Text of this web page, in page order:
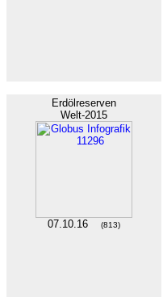
Erdölreserven
Welt-2015
07.10.16 (813)